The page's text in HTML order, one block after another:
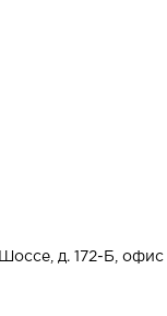
д. 172-Б, офис